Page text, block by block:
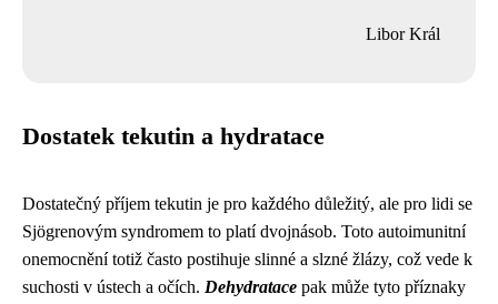
Libor Král
Dostatek tekutin a hydratace
Dostatečný příjem tekutin je pro každého důležitý, ale pro lidi se
Sjögrenovým syndromem to platí dvojnásob. Toto autoimunitní
onemocnění totiž často postihuje slinné a slzné žlázy, což vede k
suchosti v ústech a očích. Dehydratace pak může tyto příznaky